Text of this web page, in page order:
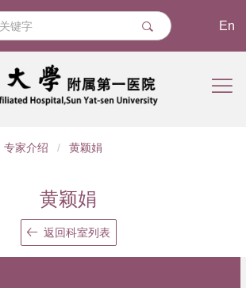
En
专家介绍 / 黄颖娟
黄颖娟
返回科室列表